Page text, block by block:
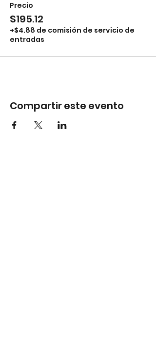
Precio
$195.12
+$4.88 de comisión de servicio de
entradas
Compartir este evento